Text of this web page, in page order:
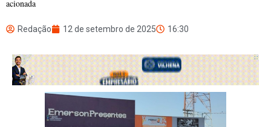
acionada
Redação 12 de setembro de 2025 16:30